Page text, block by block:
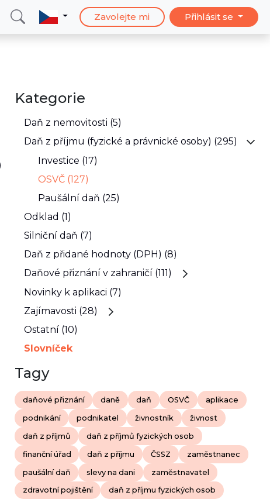
Zavolejte mi Přihlásit se
Kategorie
Daň z nemovitosti (5)
Daň z příjmu (fyzické a právnické osoby) (295)
Investice (17)
OSVČ (127)
Paušální daň (25)
Odklad (1)
Silniční daň (7)
Daň z přidané hodnoty (DPH) (8)
Daňové přiznání v zahraničí (111)
Novinky k aplikaci (7)
Zajímavosti (28)
Ostatní (10)
Slovníček
Tagy
daňové přiznání daně daň OSVČ aplikace
podnikání podnikatel živnostník živnost
daň z příjmů daň z příjmů fyzických osob
finanční úřad daň z příjmu ČSSZ zaměstnanec
paušální daň slevy na dani zaměstnavatel
zdravotní pojištění daň z příjmu fyzických osob